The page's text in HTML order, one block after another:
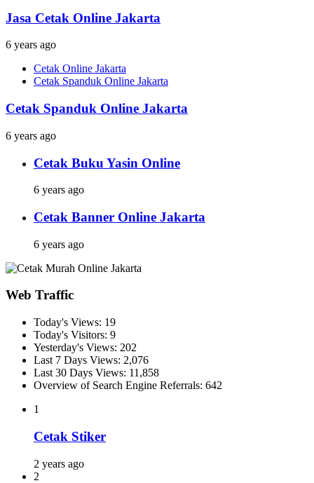
Jasa Cetak Online Jakarta
6 years ago
Cetak Online Jakarta
Cetak Spanduk Online Jakarta
Cetak Spanduk Online Jakarta
6 years ago
Cetak Buku Yasin Online
6 years ago
Cetak Banner Online Jakarta
6 years ago
Web Traffic
Today's Views: 19
Today's Visitors: 9
Yesterday's Views: 202
Last 7 Days Views: 2,076
Last 30 Days Views: 11,858
Overview of Search Engine Referrals: 642
1
Cetak Stiker
2 years ago
2